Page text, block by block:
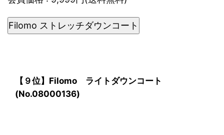
Filomo ストレッチダウンコート
【９位】Filomo ライトダウンコート
(No.08000136)